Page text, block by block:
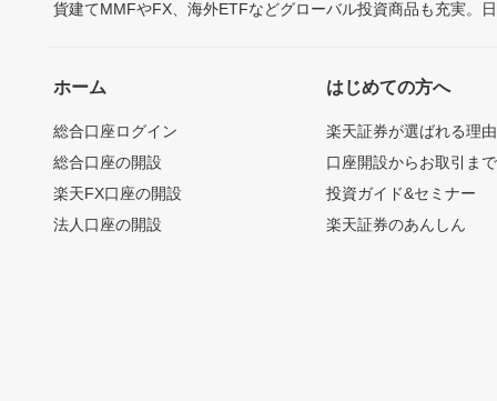
貨建てMMFやFX、海外ETFなどグローバル投資商品も充実。
ホーム
総合口座ログイン
総合口座の開設
楽天FX口座の開設
法人口座の開設
はじめての方へ
楽天証券が選ばれる理由
口座開設からお取引ま
投資ガイド&セミナー
楽天証券のあんしん